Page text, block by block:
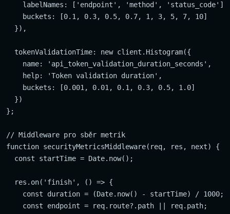
    labelNames: ['endpoint', 'method', 'status_code'],
    buckets: [0.1, 0.3, 0.5, 0.7, 1, 3, 5, 7, 10]
  }),
  tokenValidationTime: new client.Histogram({
    name: 'api_token_validation_duration_seconds',
    help: 'Token validation duration',
    buckets: [0.001, 0.01, 0.1, 0.3, 0.5, 1.0]
  })
};
// Middleware pro sběr metrik
function securityMetricsMiddleware(req, res, next) {
  const startTime = Date.now();
  res.on('finish', () => {
    const duration = (Date.now() - startTime) / 1000;
    const endpoint = req.route?.path || req.path;